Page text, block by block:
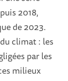
2018,
de 2023.
climat : les
par les
milieux